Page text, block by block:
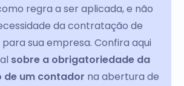
regra a ser aplicada, e não
da contratação de
sua empresa. Confira aqui
sobre a obrigatoriedade da
um contador na abertura de